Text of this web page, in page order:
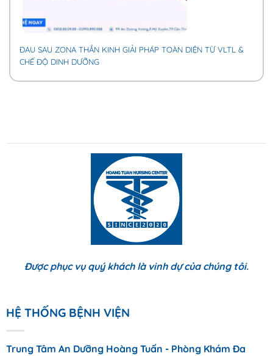
ĐAU SAU ZONA THẦN KINH GIẢI PHÁP TOÀN DIỆN TỪ VLTL &
CHẾ ĐỘ DINH DƯỠNG
Được phục vụ quý khách là vinh dự của chúng tôi.
HỆ THỐNG BỆNH VIỆN
Trung Tâm An Dưỡng Hoàng Tuấn - Phòng Khám Đa